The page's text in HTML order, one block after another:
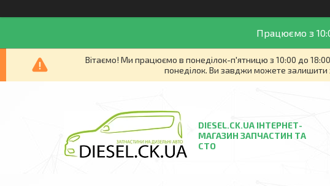
Працюємо з
Вітаємо! Ми працюємо в понеділок-п'ятницю з 10:00 до
понеділок. Ви завджи можете
DIESEL.CK.UA ІНТЕРНЕТ-
МАГАЗИН ЗАПЧАСТИН ТА
СТО